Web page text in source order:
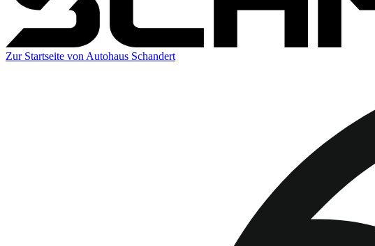
Zur Startseite von Autohaus Schandert